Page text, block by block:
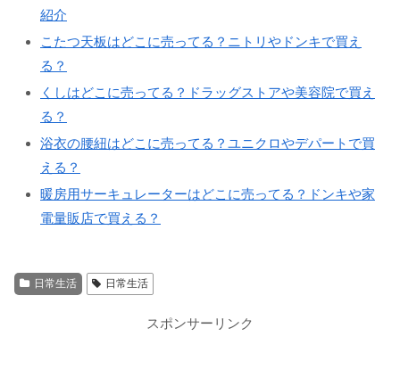
紹介
こたつ天板はどこに売ってる？ニトリやドンキで買え
る？
くしはどこに売ってる？ドラッグストアや美容院で買え
る？
浴衣の腰紐はどこに売ってる？ユニクロやデパートで買
える？
暖房用サーキュレーターはどこに売ってる？ドンキや家
電量販店で買える？
日常生活 日常生活
スポンサーリンク